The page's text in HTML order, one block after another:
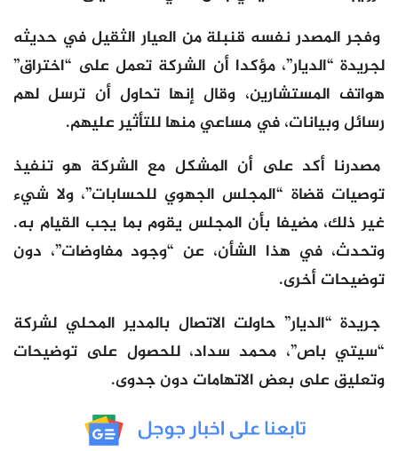
وفجر المصدر نفسه قنبلة من العيار الثقيل في حديثه
لجريدة “الديار”، مؤكدا أن الشركة تعمل على “اختراق”
هواتف المستشارين، وقال إنها تحاول أن ترسل لهم
رسائل وبيانات، في مساعي منها للتأثير عليهم.
مصدرنا أكد على أن المشكل مع الشركة هو تنفيذ
توصيات قضاة “المجلس الجهوي للحسابات”، ولا شيء
غير ذلك، مضيفا بأن المجلس يقوم بما يجب القيام به.
وتحدث، في هذا الشأن، عن “وجود مفاوضات”، دون
توضيحات أخرى.
جريدة “الديار” حاولت الاتصال بالمدير المحلي لشركة
“سيتي باص”، محمد سداد، للحصول على توضيحات
وتعليق على بعض الاتهامات دون جدوى.